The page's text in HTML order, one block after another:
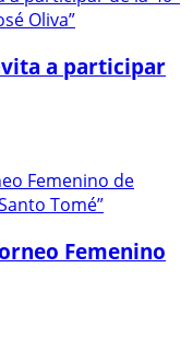
a participar
Femenino